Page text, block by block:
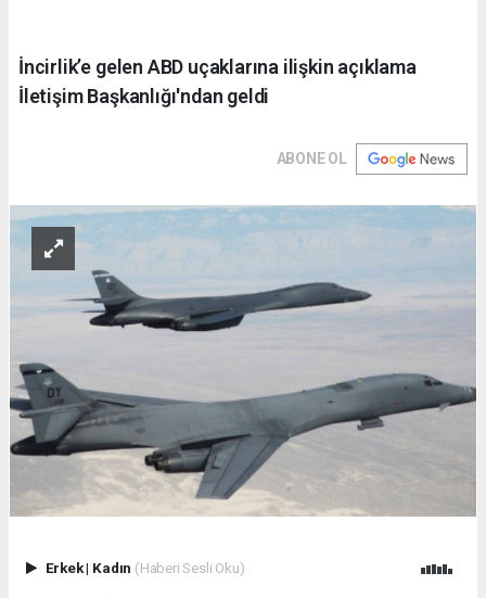
İncirlik’e gelen ABD uçaklarına ilişkin açıklama
İletişim Başkanlığı'ndan geldi
ABONE OL
Erkek| Kadın (Haberi Sesli Oku)